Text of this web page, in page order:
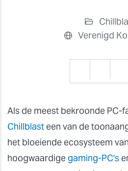
Verenigd
Als de meest bekroonde PC-
Chillblast een van de
het bloeiende ecosysteem
hoogwaardige gaming-PC's